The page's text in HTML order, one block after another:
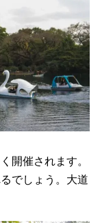
開催されます。
でしょう。大道